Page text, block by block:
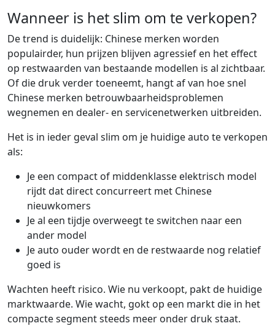
Wanneer is het slim om te verkopen?
De trend is duidelijk: Chinese merken worden
populairder, hun prijzen blijven agressief en het effect
op restwaarden van bestaande modellen is al zichtbaar.
Of die druk verder toeneemt, hangt af van hoe snel
Chinese merken betrouwbaarheidsproblemen
wegnemen en dealer- en servicenetwerken uitbreiden.
Het is in ieder geval slim om je huidige auto te verkopen
als:
Je een compact of middenklasse elektrisch model
rijdt dat direct concurreert met Chinese
nieuwkomers
Je al een tijdje overweegt te switchen naar een
ander model
Je auto ouder wordt en de restwaarde nog relatief
goed is
Wachten heeft risico. Wie nu verkoopt, pakt de huidige
marktwaarde. Wie wacht, gokt op een markt die in het
compacte segment steeds meer onder druk staat.